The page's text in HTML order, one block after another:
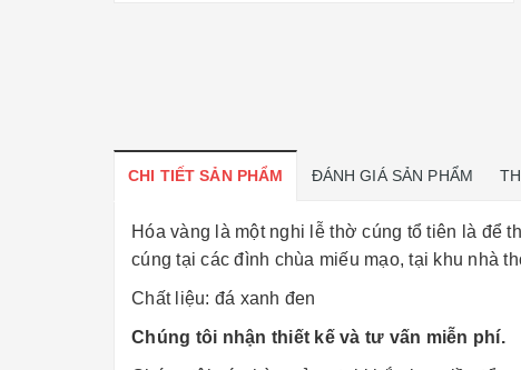
CHI TIẾT SẢN PHẨM ĐÁNH GIÁ SẢN PHẨM
Hóa vàng là một nghi lễ thờ cúng tổ tiên là để
cúng tại các đình chùa miếu mạo, tại khu nhà
Chất liệu: đá xanh đen
Chúng tôi nhận thiết kế và tư vấn miễn phí.